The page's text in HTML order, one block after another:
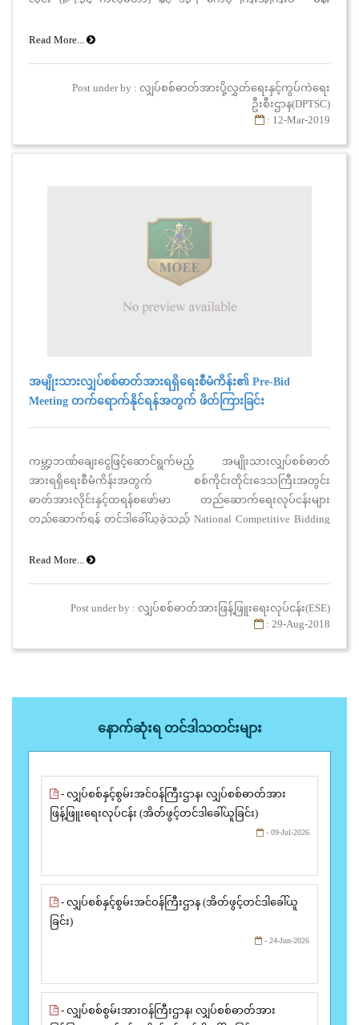
OPGW ကြိုးများ အစားထိုးလဲလှယ်သွယ်တန်းခြင်းလုပ်ငန်းကို (မြန်မာ
Read More...
Post under by : လျှပ်စစ်ဓာတ်အားပို့လွှတ်ရေးနှင့်ကွပ်ကဲရေး
ဦးစီးဌာန(DPTSC)
: 12-Mar-2019
အမျိုးသားလျှပ်စစ်ဓာတ်အားရရှိရေးစီမံကိန်း၏ Pre-Bid
Meeting တက်ရောက်နိုင်ရန်အတွက် ဖိတ်ကြားခြင်း
ကမ္ဘာ့ဘဏ်ချေးငွေဖြင့်ဆောင်ရွက်မည့် အမျိုးသားလျှပ်စစ်ဓာတ်
အားရရှိရေးစီမံကိန်းအတွက် စစ်ကိုင်းတိုင်းဒေသကြီးအတွင်း
ဓာတ်အားလိုင်းနှင့်ထရန်စဖော်မာ တည်ဆောက်ရေးလုပ်ငန်းများ
တည်ဆောက်ရန် တင်ဒါခေါ်ယူခဲ့သည့် National Competitive Bidding
Distribution Lines and Transformers for Sagaing နှင့်ပတ်သက်၍ Pre-
Read More...
Post under by : လျှပ်စစ်ဓာတ်အားဖြန့်ဖြူးရေးလုပ်ငန်း(ESE)
: 29-Aug-2018
နောက်ဆုံးရ တင်ဒါသတင်းများ
- လျှပ်စစ်နှင့်စွမ်းအင်ဝန်ကြီးဌာန၊ လျှပ်စစ်ဓာတ်အား
ဖြန့်ဖြူးရေးလုပ်ငန်း (အိတ်ဖွင့်တင်ဒါခေါ်ယူခြင်း)
- 09-Jul-2026
- လျှပ်စစ်နှင့်စွမ်းအင်ဝန်ကြီးဌာန (အိတ်ဖွင့်တင်ဒါခေါ်ယူ
ခြင်း)
- 24-Jun-2026
- လျှပ်စစ်စွမ်းအားဝန်ကြီးဌာန၊ လျှပ်စစ်ဓာတ်အား